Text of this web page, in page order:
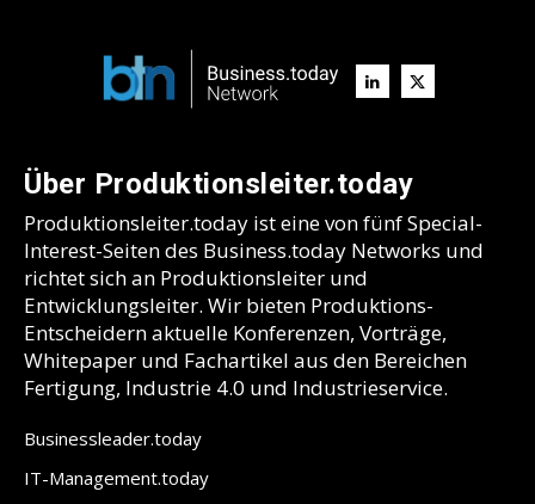
Über Produktionsleiter.today
Produktionsleiter.today ist eine von fünf Special-
Interest-Seiten des Business.today Networks und
richtet sich an Produktionsleiter und
Entwicklungsleiter. Wir bieten Produktions-
Entscheidern aktuelle Konferenzen, Vorträge,
Whitepaper und Fachartikel aus den Bereichen
Fertigung, Industrie 4.0 und Industrieservice.
Businessleader.today
IT-Management.today